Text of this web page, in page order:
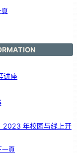
讲座
2023 年校园与线上开
一頁